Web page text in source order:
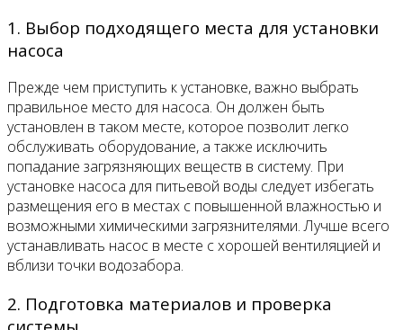
1. Выбор подходящего места для установки
насоса
Прежде чем приступить к установке, важно выбрать
правильное место для насоса. Он должен быть
установлен в таком месте, которое позволит легко
обслуживать оборудование, а также исключить
попадание загрязняющих веществ в систему. При
установке насоса для питьевой воды следует избегать
размещения его в местах с повышенной влажностью и
возможными химическими загрязнителями. Лучше всего
устанавливать насос в месте с хорошей вентиляцией и
вблизи точки водозабора.
2. Подготовка материалов и проверка